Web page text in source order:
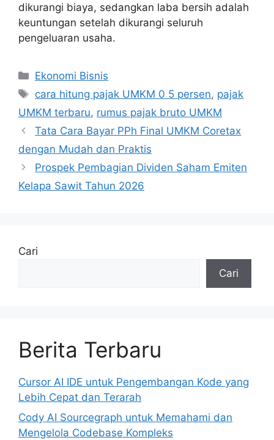
dikurangi biaya, sedangkan laba bersih adalah
keuntungan setelah dikurangi seluruh
pengeluaran usaha.
Kategori
Ekonomi Bisnis
Tag
cara hitung pajak UMKM 0 5 persen, pajak
UMKM terbaru, rumus pajak bruto UMKM
Tata Cara Bayar PPh Final UMKM Coretax
dengan Mudah dan Praktis
Prospek Pembagian Dividen Saham Emiten
Kelapa Sawit Tahun 2026
Cari
Cari
Berita Terbaru
Cursor AI IDE untuk Pengembangan Kode yang
Lebih Cepat dan Terarah
Cody AI Sourcegraph untuk Memahami dan
Mengelola Codebase Kompleks